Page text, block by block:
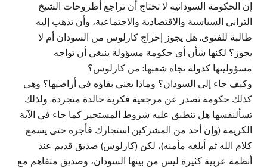
إن الحكومة السودانية لا تحتاج أن تراجع أطروحات الشيخ
الترابي السياسية والاقتصادية والاجتماعية، وأن تذهب إليه
طالبة للفتوى. هل يجوز إخراج كارلوس من السودان أم لا
يجوز؟ لكنها شأن أي حكومة مسؤولة ينبغي أن تواجه
مسؤوليتها كدولة تجاه شعبها: من كارلوس؟
وكيف جاء إلى السودان؟ وماذا يعني بقاؤه في أراضيها؟ وهي
كذلك حكومة تصدر عن مرجعية فكرية خالدة متجردة. ولذلك
تسألنفسها هل تنطبق عليه شروط المستجير كما جاء في الآية
الكريمة (وإن أحد من المشركين استجارك فأجره حتى يسمع
كلام الله ثم أبلغه مأمنه)، لكن (كارلوس) صديق قديم عند
أنظمة عربية كثيرة ليس من بينها السودان، وصديق متفاهم مع